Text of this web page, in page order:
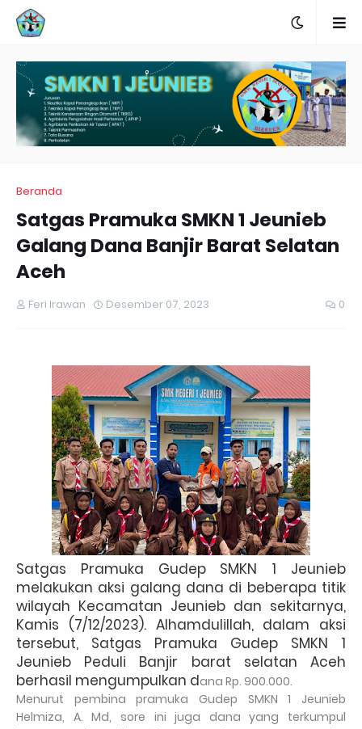
Beranda
Satgas Pramuka SMKN 1 Jeunieb
Galang Dana Banjir Barat Selatan
Aceh
Feri Irawan Desember 07, 2023 0
Satgas Pramuka Gudep SMKN 1 Jeunieb
melakukan aksi galang dana di beberapa titik
wilayah Kecamatan Jeunieb dan sekitarnya,
Kamis (7/12/2023). Alhamdulillah, dalam aksi
tersebut, Satgas Pramuka Gudep SMKN 1
Jeunieb Peduli Banjir barat selatan Aceh
berhasil mengumpulkan dana Rp. 900.000.
Menurut pembina pramuka Gudep SMKN 1 Jeunieb
Helmiza, A. Md, sore ini juga dana yang terkumpul